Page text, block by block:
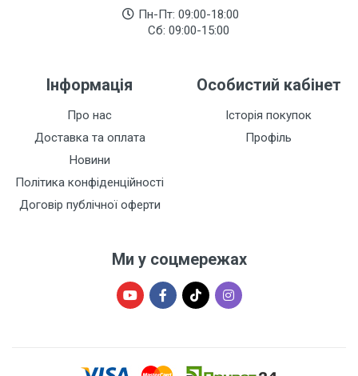
Пн-Пт: 09:00-18:00
Сб: 09:00-15:00
Інформація
Про нас
Доставка та оплата
Новини
Політика конфіденційності
Договір публічної оферти
Особистий кабінет
Історія покупок
Профіль
Ми у соцмережах